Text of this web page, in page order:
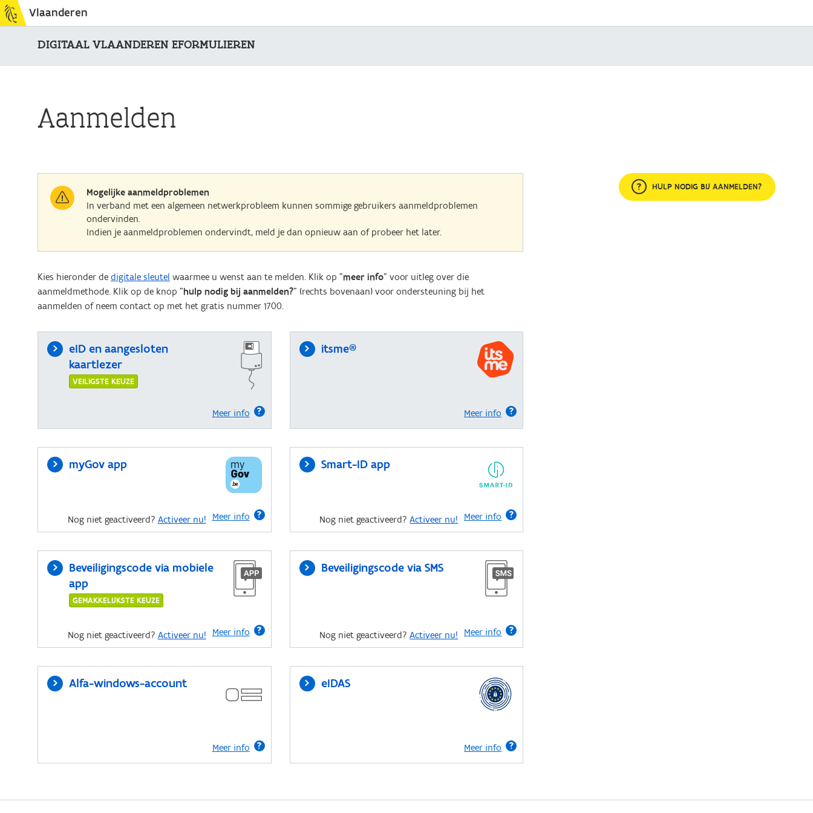
Vlaanderen
DIGITAAL VLAANDEREN EFORMULIEREN
Aanmelden
Mogelijke aanmeldproblemen
In verband met een algemeen netwerkprobleem kunnen sommige gebruikers aanmeldproblemen
ondervinden.
Indien je aanmeldproblemen ondervindt, meld je dan opnieuw aan of probeer het later.
Kies hieronder de digitale sleutel waarmee u wenst aan te melden. Klik op "meer info" voor uitleg over die
aanmeldmethode. Klik op de knop "hulp nodig bij aanmelden?" (rechts bovenaan) voor ondersteuning bij het
aanmelden of neem contact op met het gratis nummer 1700.
eID en aangesloten
kaartlezer
VEILIGSTE KEUZE
Meer info
itsme®
Meer info
myGov app
Meer info
Nog niet geactiveerd? Activeer nu!
Smart-ID app
Meer info
Nog niet geactiveerd?Activeer nu!
Beveiligingscode via mobiele
app
GEMAKKELIJKSTE KEUZE
Meer info
Nog niet geactiveerd? Activeer nu!
Beveiligingscode via SMS
Meer info
Nog niet geactiveerd?Activeer nu!
Alfa-windows-account
Meer info
eIDAS
Meer info
HULP NODIG BIJ AANMELDEN?